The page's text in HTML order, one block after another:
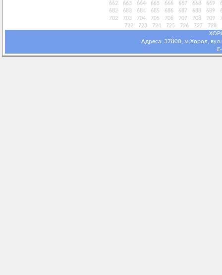
662
663 664 665 666 667 668 669
682
683 684 685 686 687 688 689
702
703 704 705 706 707 708 709
722
723 724 725 726 727 728
Адреса: 37800, м.Хорол,